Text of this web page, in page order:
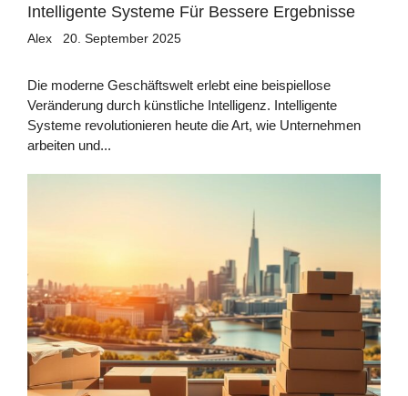
Intelligente Systeme Für Bessere Ergebnisse
Alex 20. September 2025
Die moderne Geschäftswelt erlebt eine beispiellose
Veränderung durch künstliche Intelligenz. Intelligente
Systeme revolutionieren heute die Art, wie Unternehmen
arbeiten und...